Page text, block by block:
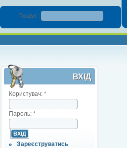
Пошук :
ВХІД
Користувач: *
Пароль: *
Зареєструватись